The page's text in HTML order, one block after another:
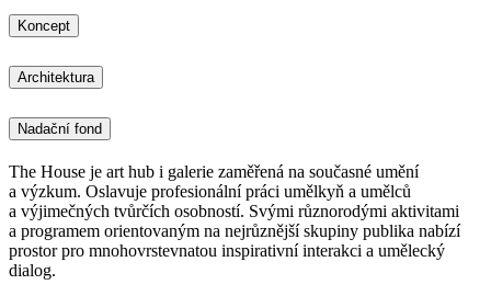
Koncept
Architektura
Nadační fond
The House je art hub i galerie zaměřená na současné umění
a výzkum. Oslavuje profesionální práci umělkyň a umělců
a výjimečných tvůrčích osobností. Svými různorodými aktivitami
a programem orientovaným na nejrůznější skupiny publika nabízí
prostor pro mnohovrstevnatou inspirativní interakci a umělecký
dialog.